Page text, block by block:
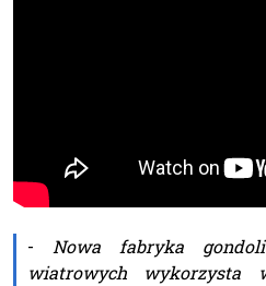
- Nowa fabryka
wiatrowych wykorzysta